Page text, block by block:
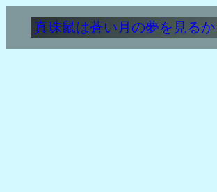
を
真珠鼠は蒼い月の夢を見るか